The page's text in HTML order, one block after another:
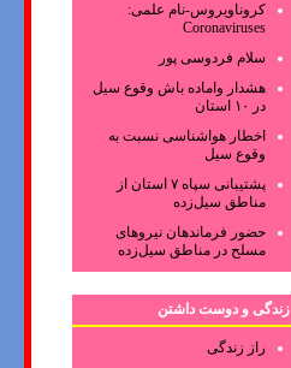
کروناویروس‌-نام علمی:
Coronaviruses
سلام فردوسی پور
هشدار واماده باش وقوع سیل
در ۱۰ استان
اخطار هواشناسی نسبت به
وقوع سیل
پشتیبانی سپاه ۷ استان از
مناطق سیل‌زده
حضور فرماندهان نیروهای
مسلح در مناطق سیل‌زده
زندگی و دوست داشتن
راز زندگی